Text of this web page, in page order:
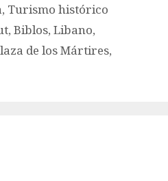
, Turismo histórico
,Biblos,Libano,
de los Mártires,